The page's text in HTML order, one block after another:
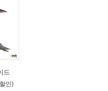
파이프라인 구축하기 __ 151
축 시 고려사항 ...... 152
로듀서/컨슈머 ...... 158
...... 175
드
인)